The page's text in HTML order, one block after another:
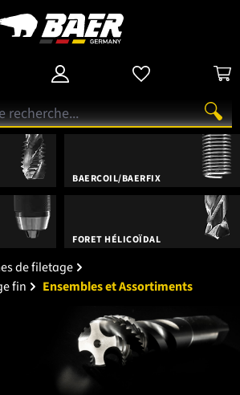
BAERCOIL/BAERFIX
FORET HÉLICOÏDAL
de filetage
fin
Ensembles et Assortiments